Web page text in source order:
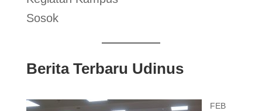
Sosok
Berita Terbaru Udinus
FEB